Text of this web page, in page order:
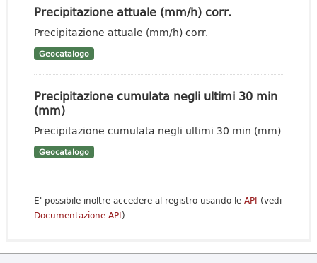
Precipitazione attuale (mm/h) corr.
Precipitazione attuale (mm/h) corr.
Geocatalogo
Precipitazione cumulata negli ultimi 30 min
(mm)
Precipitazione cumulata negli ultimi 30 min (mm)
Geocatalogo
E' possibile inoltre accedere al registro usando le API (vedi
Documentazione API).